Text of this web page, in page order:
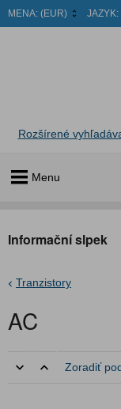
MENA: (EUR) JAZYK:
Menu
Rozšírené
Informační slpek
Tranzistory
AC
Zoradiť